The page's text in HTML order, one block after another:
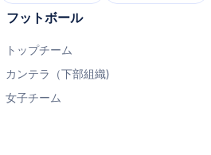
フットボール
トップチーム
カンテラ（下部組織)
女子チーム